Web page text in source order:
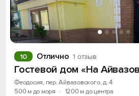
Отлично 1 отзыв
10
Гостевой дом «На
Феодосия, пер. Айвазовского, д. 4
500 м до моря
· 1200 м до центра